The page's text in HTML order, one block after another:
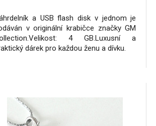
a USB flash disk v jednom je
v originální krabičce značky GM
4 GB.Luxusní a
dárek pro každou ženu a dívku.